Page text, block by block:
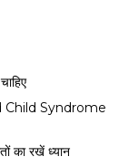
Child Syndrome
का रखें ध्यान